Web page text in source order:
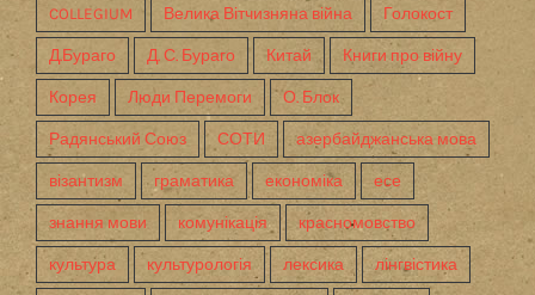
COLLEGIUM Велика Вітчизняна війна Голокост
Д.Бураго Д. С. Бураго Китай Книги про війну
Корея Люди Перемоги О. Блок
Радянський Союз СОТИ азербайджанська мова
візантизм граматика економіка есе
знання мови комунікація красномовство
культура культурологія лексика лінгвістика